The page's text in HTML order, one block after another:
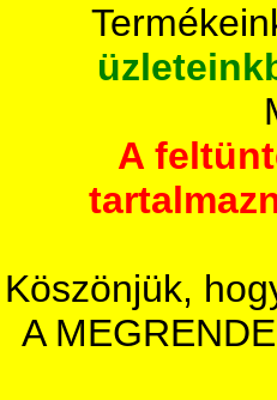
A
Köszönjük,
A